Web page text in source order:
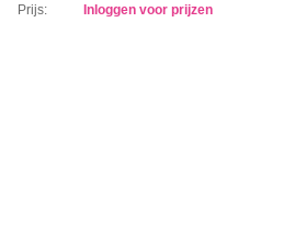
Prijs:
Inloggen voor prijzen